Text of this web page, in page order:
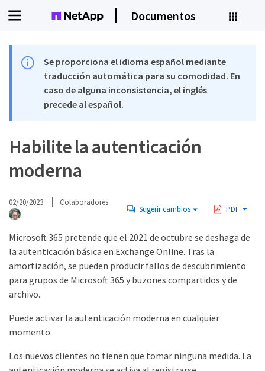
Documentos
Se proporciona el idioma español mediante
traducción automática para su comodidad. En
caso de alguna inconsistencia, el inglés
precede al español.
Habilite la autenticación
moderna
02/20/2023 Colaboradores
Sugerir cambios PDF
Microsoft 365 pretende que el 2021 de octubre se deshaga de
la autenticación básica en Exchange Online. Tras la
amortización, se pueden producir fallos de descubrimiento
para grupos de Microsoft 365 y buzones compartidos y de
archivo.
Puede activar la autenticación moderna en cualquier
momento.
Los nuevos clientes no tienen que tomar ninguna medida. La